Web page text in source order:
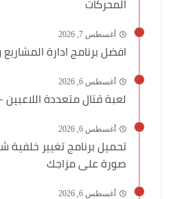
أغسطس 7, 2026
افضل برنامج ادارة
أغسطس 6, 2026
لعبة قتال متعددة اللاعبين
أغسطس 6, 2026
تحميل برنامج تغيير خلفية
صورة على مزاجك
أغسطس 6, 2026